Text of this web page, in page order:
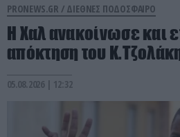
PRONEWS.GR / ΔΙΕΘΝΕΣ ΠΟΔΟΣΦΑΙΡΟ
Η Χαλ ανακοίνωσε και
απόκτηση του
05.08.2026 | 12:32